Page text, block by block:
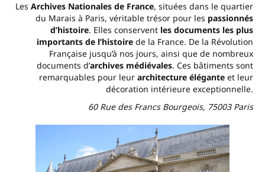
Les Archives Nationales de France, situées dans le quartier
du Marais à Paris, véritable trésor pour les passionnés
d’histoire. Elles conservent les documents les plus
importants de l’histoire de la France. De la Révolution
Française jusqu’à nos jours, ainsi que de nombreux
documents d’archives médiévales. Ces bâtiments sont
remarquables pour leur architecture élégante et leur
décoration intérieure exceptionnelle.
60 Rue des Francs Bourgeois, 75003 Paris